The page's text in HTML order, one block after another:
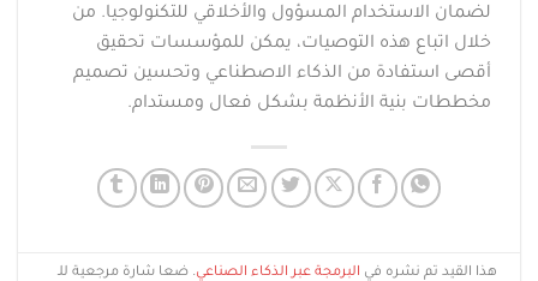
لضمان الاستخدام المسؤول والأخلاقي للتكنولوجيا. من
خلال اتباع هذه التوصيات، يمكن للمؤسسات تحقيق
أقصى استفادة من الذكاء الاصطناعي وتحسين تصميم
مخططات بنية الأنظمة بشكل فعال ومستدام.
هذا القيد تم نشره في البرمجة عبر الذكاء الصناعي. ضعا شارة مرجعية للـ